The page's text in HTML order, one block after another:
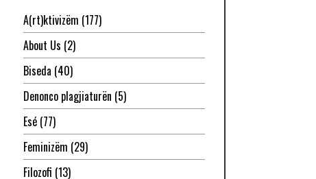
A(rt)ktivizëm (177)
About Us (2)
Biseda (40)
Denonco plagjiaturën (5)
Esé(77)
Feminizëm (29)
Filozofi (13)